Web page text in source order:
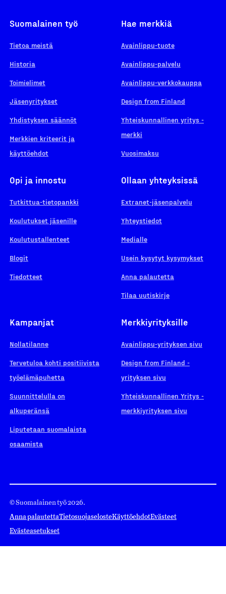
Suomalainen työ
Tietoa meistä
Historia
Toimielimet
Jäsenyritykset
Yhdistyksen säännöt
Merkkien kriteerit ja
käyttöehdot
Hae merkkiä
Avainlippu-tuote
Avainlippu-palvelu
Avainlippu-verkkokauppa
Design from Finland
Yhteiskunnallinen yritys -
merkki
Vuosimaksu
Opi ja innostu
Tutkittua-tietopankki
Koulutukset jäsenille
Koulutustallenteet
Blogit
Tiedotteet
Ollaan yhteyksissä
Extranet-jäsenpalvelu
Yhteystiedot
Medialle
Usein kysytyt kysymykset
Anna palautetta
Tilaa uutiskirje
Kampanjat
Nollatilanne
Tervetuloa kohti positiivista
työelämäpuhetta
Suunnittelulla on
alkuperänsä
Liputetaan suomalaista
osaamista
Merkkiyrityksille
Avainlippu-yrityksen sivu
Design from Finland -
yrityksen sivu
Yhteiskunnallinen Yritys -
merkkiyrityksen sivu
© Suomalainen työ 2026.
Anna palautettaTietosuojaselosteKäyttöehdotEvästeet
Evästeasetukset